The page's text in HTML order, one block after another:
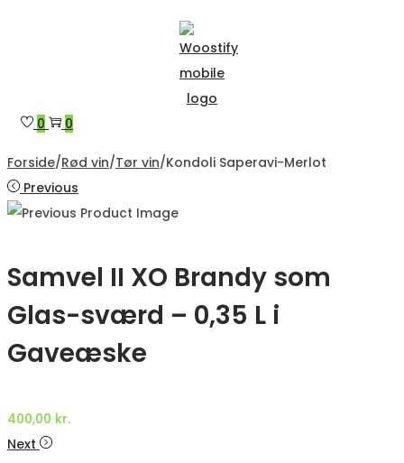
0 0
Forside/Rød vin/Tør vin/Kondoli Saperavi-Merlot
Previous
Samvel II XO Brandy som
Glas-sværd – 0,35 L i
Gaveæske
400,00 kr.
Next